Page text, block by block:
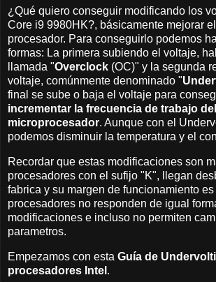
¿Qué quiero conseguir modificando los
Core i9 9980HK?, básicamente mejorar
procesador. Para conseguirlo podemos
formas: La primera subiendo el voltaje,
llamada "Overclock (OC)" y la segunda
voltaje, comúnmente denominado "
final se sube o baja el voltaje para
incrementar la frecuencia de trabajo del
microprocesador. Aunque con el
podemos disminuir la temperatura y el
Recordar que estas modificaciones son
procesadores con el sufijo "K", llegan
fabrica y su margen de funcionamiento
procesadores no responden de igual
modificaciones e incluso no permiten
parametros.
Empezamos con esta Guía de
procesadores Intel .